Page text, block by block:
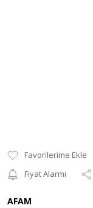
Fiyat Alarmı
AFAM